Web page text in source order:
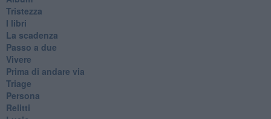
Tristezza
I libri
La scadenza
Passo a due
Vivere
Prima di andare via
Triage
Persona
Relitti